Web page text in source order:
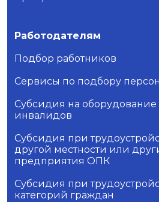
Работодателям
Подбор работников
Сервисы по подбору
Субсидия на оборудование
инвалидов
Субсидия при
другой местности или
предприятия ОПК
Субсидия при
категорий граждан